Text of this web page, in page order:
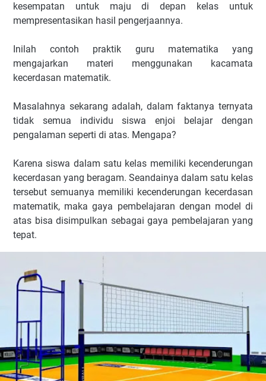
kesempatan untuk maju di depan kelas untuk
mempresentasikan hasil pengerjaannya.
Inilah contoh praktik guru matematika yang
mengajarkan materi menggunakan kacamata
kecerdasan matematik.
Masalahnya sekarang adalah, dalam faktanya ternyata
tidak semua individu siswa enjoi belajar dengan
pengalaman seperti di atas. Mengapa?
Karena siswa dalam satu kelas memiliki kecenderungan
kecerdasan yang beragam. Seandainya dalam satu kelas
tersebut semuanya memiliki kecenderungan kecerdasan
matematik, maka gaya pembelajaran dengan model di
atas bisa disimpulkan sebagai gaya pembelajaran yang
tepat.